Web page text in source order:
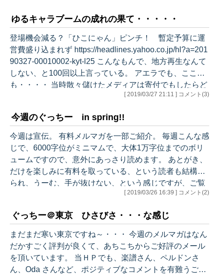
幕戦。 マツダで巨人
戦というのはかなり
前からわかっていた
のだが、その後丸
（2年連続MVP)のジ
ャイアンツへのFA移
籍が決まったために
因縁の対決と相成っ
しまった丸はマツダ
でカープ相手に打ち
まくるのだろうか、
と不安に思ったに違
いありません。私が
そうで…
い。 そうなればわざわざ韓国まで行って「嫌いだ」と暴
れる必要もなくなると思う。 【執筆：フジテレビ 解説
委員 平井文夫】 引用終わり 韓国で暴れた…
ゆるキャラブームの成れの果て・・・・・
登場機会減る？「ひこにゃん」ピンチ！ 暫定予算に運
営費盛り込まれず https://headlines.yahoo.co.jp/hl?a=201
90327-00010002-kyt-l25 こんなもんで、地方再生なんて
しない、と100回以上言っている。 アエラでも、ここで
も・・・・ 当時散々儲けたメディアは寄付でもしたらど
減なもんである。 こんなもんで地方再生がなるなら、だ
ーーーーれも苦労していないわけで、ばかも休み休み言
ってほしいものだ。 メディアは猛省すべし。無責任な地
[ 2019/03/27 21:11 ] コメント(3)
今週のぐっちー in spring!!
今週は宣伝。 有料メルマガを一部ご紹介。 毎週こんな感
じで、6000字位がミニマムで、大体1万字位までのボリ
ュームですので、意外にあっさり読めます。 あとがき、
だけを楽しみに有料を取っている、という読者も結構お
られ、うーむ、手が抜けない、という感じですが、ご覧
頂くとわかりますように、あとがき、というよりこれは
書いていますので、まあ、楽しみな方もおられるかなと
（笑）。 是非、ご購読のご検討を！ ぐっちーさんの経済
ＺＡＰ！ 引用 中盤あたりから・・・・・ ＊＊＊＊＊＊
＊＊＊＊＊＊＊＊＊＊＊ アメリカ経済統計分析 ＊＊＊＊
＊＊＊＊＊…
[ 2019/03/26 16:39 ] コメント(2)
ぐっちー＠東京 ひさびさ・・・な感じ
まだまだ寒い東京ですね～・・・ 今週のメルマガはなん
だかすごく評判が良くて、あちこちからご好評のメール
を頂いています。 当ＨＰでも、楽譜さん、ペルドンさ
ん、Oda さんなど、ポジティブなコメントを有難うござ